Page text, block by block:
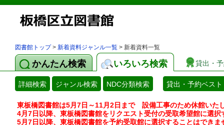
図書館トップ> 新着資料ジャンル一覧 > 新着資料一覧
かんたん検索 いろいろ検索 貸出・
詳細検索 ジャンル検索 NDC分類検索 貸出・予約ベスト
東板橋図書館は5月7日～11月2日まで 設備工事のため休館いた
4月7日以降、東板橋図書館をリクエスト受付の受取希望館に選択
5月7日以降、東板橋図書館を予約受取館に選択することはでき